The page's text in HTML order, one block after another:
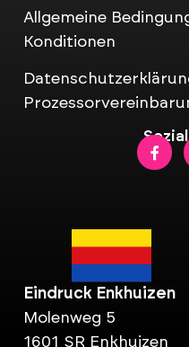
Allgemeine
Konditionen
Eindruck Enkhuizen
Molenweg 5
1601 SR Enkhuizen